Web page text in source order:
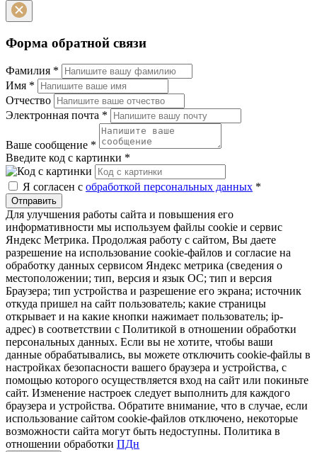
Форма обратной связи
Фамилия *
Имя *
Отчество
Электронная почта *
Ваше сообщение *
Введите код с картинки *
Я согласен с обработкой персональных данных *
Отправить
Для улучшения работы сайта и повышения его
информативности мы используем файлы cookie и сервис
Яндекс Метрика. Продолжая работу с сайтом, Вы даете
разрешение на использование cookie-файлов и согласие на
обработку данных сервисом Яндекс метрика (сведения о
местоположении; тип, версия и язык ОС; тип и версия
Браузера; тип устройства и разрешение его экрана; источник
откуда пришел на сайт пользователь; какие страницы
открывает и на какие кнопки нажимает пользователь; ip-
адрес) в соответствии с Политикой в отношении обработки
персональных данных. Если вы не хотите, чтобы ваши
данные обрабатывались, вы можете отключить cookie-файлы в
настройках безопасности вашего браузера и устройства, с
помощью которого осуществляется вход на сайт или покиньте
сайт. Изменение настроек следует выполнить для каждого
браузера и устройства. Обратите внимание, что в случае, если
использование сайтом cookie-файлов отключено, некоторые
возможности сайта могут быть недоступны. Политика в
отношении обработки ПДн